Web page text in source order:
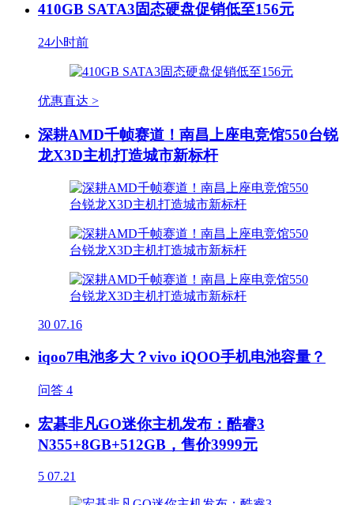
410GB SATA3固态硬盘促销低至156元
24小时前
优惠直达 >
深耕AMD千帧赛道！南昌上座电竞馆550台锐
龙X3D主机打造城市新标杆
30 07.16
iqoo7电池多大？vivo iQOO手机电池容量？
问答 4
宏碁非凡GO迷你主机发布：酷睿3
N355+8GB+512GB，售价3999元
5 07.21